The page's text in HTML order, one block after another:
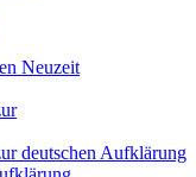
Neuzeit
deutschen Aufklärung